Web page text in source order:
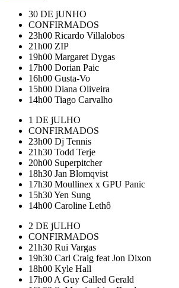
30 DE jUNHO
CONFIRMADOS
23h00 Ricardo Villalobos
21h00 ZIP
19h00 Margaret Dygas
17h00 Dorian Paic
16h00 Gusta-Vo
15h00 Diana Oliveira
14h00 Tiago Carvalho
1 DE jULHO
CONFIRMADOS
23h00 Dj Tennis
21h30 Todd Terje
20h00 Superpitcher
18h30 Jan Blomqvist
17h30 Moullinex x GPU Panic
15h30Yen Sung
14h00 Caroline Lethô
2 DE jULHO
CONFIRMADOS
21h30 Rui Vargas
19h30 Carl Craig feat Jon Dixon
18h00 Kyle Hall
17h00A Guy Called Gerald